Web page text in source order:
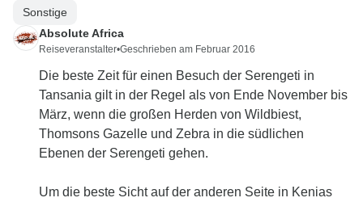
Sonstige
Absolute Africa
Reiseveranstalter•Geschrieben am Februar 2016
Die beste Zeit für einen Besuch der Serengeti in
Tansania gilt in der Regel als von Ende November bis
März, wenn die großen Herden von Wildbiest,
Thomsons Gazelle und Zebra in die südlichen
Ebenen der Serengeti gehen.
Um die beste Sicht auf der anderen Seite in Kenias